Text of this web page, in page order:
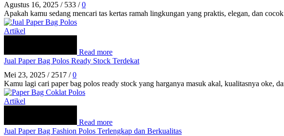
Agustus 16, 2025 / 533 / 0
Apakah kamu sedang mencari tas kertas ramah lingkungan yang praktis, elegan, dan
Artikel
Read more
Jual Paper Bag Polos Ready Stock Terdekat
Mei 23, 2025 / 2517 / 0
Kamu lagi cari paper bag polos ready stock yang harganya masuk akal, kualitasnya oke,
Artikel
Read more
Jual Paper Bag Fashion Polos Terlengkap dan Berkualitas